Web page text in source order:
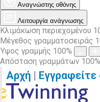
Αναγνώστης οθόνης
Λειτουργία ανάγνωσης
Κλιμάκωση περιεχομένου
Μέγεθος γραμματοσειράς
Ύψος γραμμής 100%
Απόσταση γραμμάτων 100%
Αρχή |